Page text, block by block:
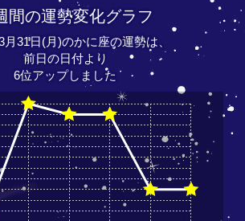
間の運勢変化グラフ
月31日(月)のかに座の運勢は、
前日の日付より
6位アップしました